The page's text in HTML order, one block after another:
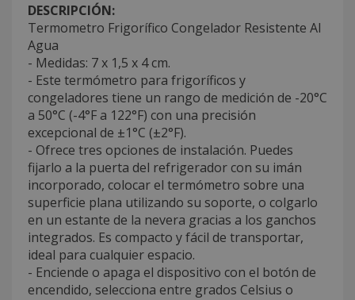
DESCRIPCIÓN:
Termometro Frigorífico Congelador Resistente Al
Agua
- Medidas: 7 x 1,5 x 4 cm.
- Este termómetro para frigoríficos y
congeladores tiene un rango de medición de -20°C
a 50°C (-4°F a 122°F) con una precisión
excepcional de ±1°C (±2°F).
- Ofrece tres opciones de instalación. Puedes
fijarlo a la puerta del refrigerador con su imán
incorporado, colocar el termómetro sobre una
superficie plana utilizando su soporte, o colgarlo
en un estante de la nevera gracias a los ganchos
integrados. Es compacto y fácil de transportar,
ideal para cualquier espacio.
- Enciende o apaga el dispositivo con el botón de
encendido, selecciona entre grados Celsius o